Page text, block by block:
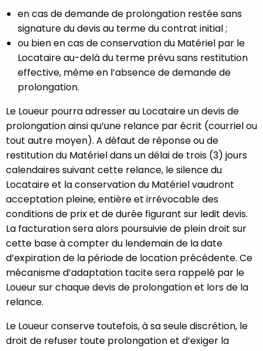
en cas de demande de prolongation restée sans
signature du devis au terme du contrat initial ;
ou bien en cas de conservation du Matériel par le
Locataire au-delà du terme prévu sans restitution
effective, même en l’absence de demande de
prolongation.
Le Loueur pourra adresser au Locataire un devis de
prolongation ainsi qu’une relance par écrit (courriel ou
tout autre moyen). A défaut de réponse ou de
restitution du Matériel dans un délai de trois (3) jours
calendaires suivant cette relance, le silence du
Locataire et la conservation du Matériel vaudront
acceptation pleine, entière et irrévocable des
conditions de prix et de durée figurant sur ledit devis.
La facturation sera alors poursuivie de plein droit sur
cette base à compter du lendemain de la date
d’expiration de la période de location précédente. Ce
mécanisme d’adaptation tacite sera rappelé par le
Loueur sur chaque devis de prolongation et lors de la
relance.
Le Loueur conserve toutefois, à sa seule discrétion, le
droit de refuser toute prolongation et d’exiger la